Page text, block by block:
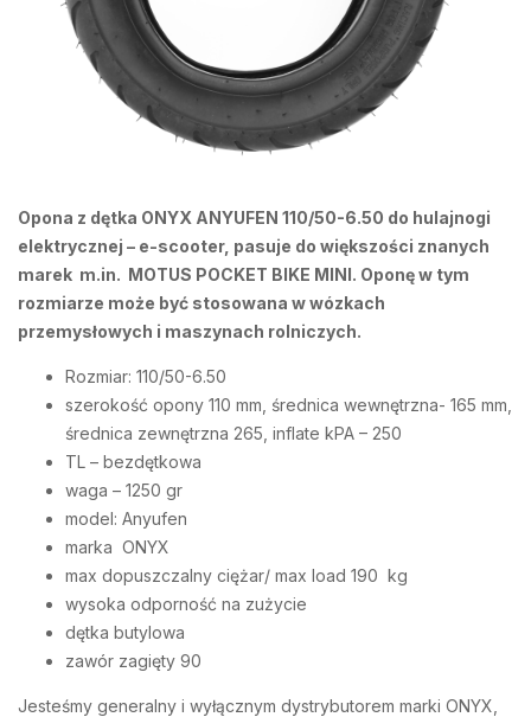
Opona z dętka ONYX ANYUFEN 110/50-6.50 do hulajnogi
elektrycznej – e-scooter, pasuje do większości znanych
marek m.in. MOTUS POCKET BIKE MINI. Oponę w tym
rozmiarze może być stosowana w wózkach
przemysłowych i maszynach rolniczych.
Rozmiar: 110/50-6.50
szerokość opony 110 mm, średnica wewnętrzna- 165 mm,
średnica zewnętrzna 265, inflate kPA – 250
TL – bezdętkowa
waga – 1250 gr
model: Anyufen
marka ONYX
max dopuszczalny ciężar/ max load 190 kg
wysoka odporność na zużycie
dętka butylowa
zawór zagięty 90
Jesteśmy generalny i wyłącznym dystrybutorem marki ONYX,